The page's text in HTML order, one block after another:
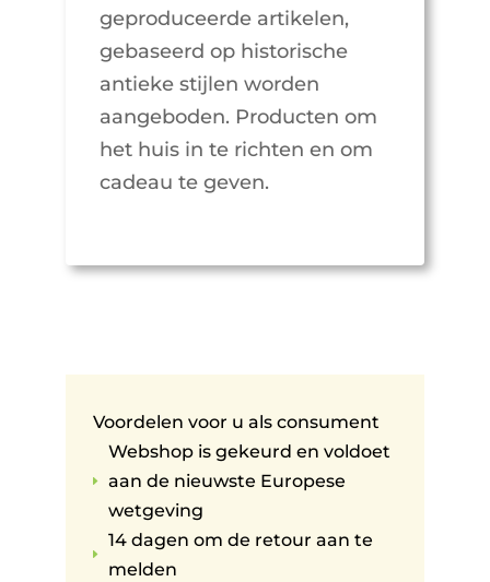
geproduceerde artikelen,
gebaseerd op historische
antieke stijlen worden
aangeboden. Producten om
het huis in te richten en om
cadeau te geven.
Voordelen voor u als consument
E
Webshop is gekeurd en voldoet
aan de nieuwste Europese
wetgeving
E
14 dagen om de retour aan te
melden